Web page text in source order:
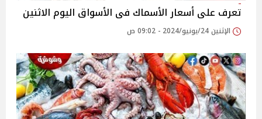
تعرف على أسعار الأسماك فى الأسواق اليوم الاثنين
الإثنين 24/يونيو/2024 - 09:02 ص